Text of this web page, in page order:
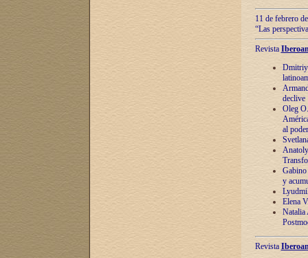
11 de febrero
“Las
Revista
Dmitriy
declive
Oleg
al poder
y
Elena
Natalia
Revista